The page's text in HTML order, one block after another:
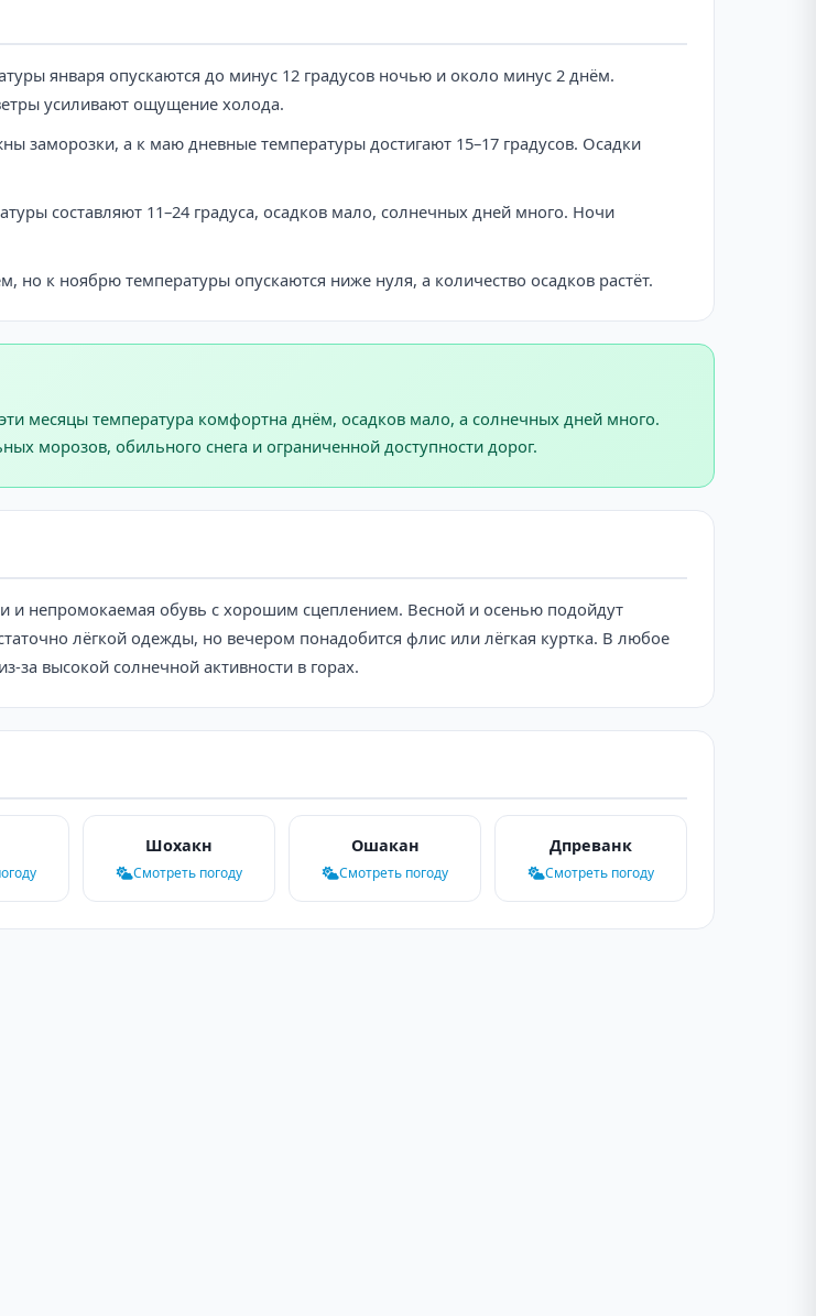
января опускаются до минус 12 градусов ночью и около минус 2 днём.
усиливают ощущение холода.
заморозки, а к маю дневные температуры достигают 15–17 градусов. Осадки
составляют 11–24 градуса, осадков мало, солнечных дней много. Ночи
но к ноябрю температуры опускаются ниже нуля, а количество осадков растёт.
месяцы температура комфортна днём, осадков мало, а солнечных дней много.
морозов, обильного снега и ограниченной доступности дорог.
непромокаемая обувь с хорошим сцеплением. Весной и осенью подойдут
лёгкой одежды, но вечером понадобится флис или лёгкая куртка. В любое
за высокой солнечной активности в горах.
Шохакн
Смотреть погоду
Ошакан
Смотреть погоду
Дпреванк
Смотреть погоду